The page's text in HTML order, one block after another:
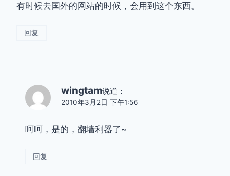
有时候去国外的网站的时候，会用到这个东西。
回复
wingtam说道：
2010年3月2日 下午1:56
呵呵，是的，翻墙利器了~
回复